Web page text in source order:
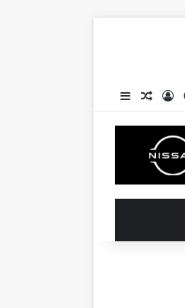
فيسبوكتسجيل الدخول
مقال عشوائي
إضافة عمود جانبي